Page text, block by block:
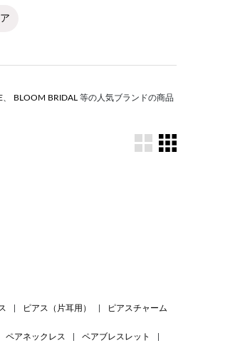
BLOOM BRIDAL 等の人気ブランドの商品
ピアス（片耳用） ピアスチャーム
ペアネックレス ペアブレスレット